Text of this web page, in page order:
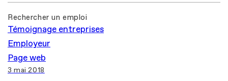
Rechercher un emploi
Témoignage entreprises
Employeur
Page web
3 mai 2018